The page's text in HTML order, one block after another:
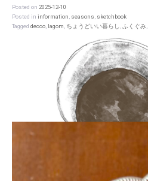
Posted on 2025-12-10
Posted in information, seasons, sketchbook
Tagged decco, lagom, ちょうどいい暮らし,ふくぐみ,